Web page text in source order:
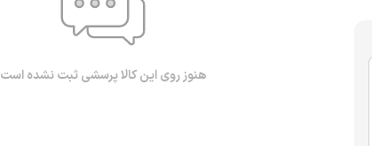
هنوز روی این کالا پرسشی ثبت نشده است